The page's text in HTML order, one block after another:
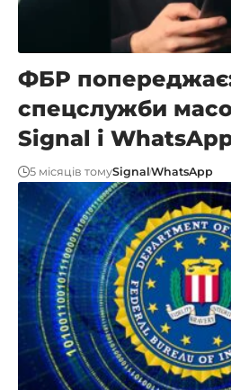
ФБР попереджає:
спецслужби
Signal і
5 місяців томуSignalWhatsApp